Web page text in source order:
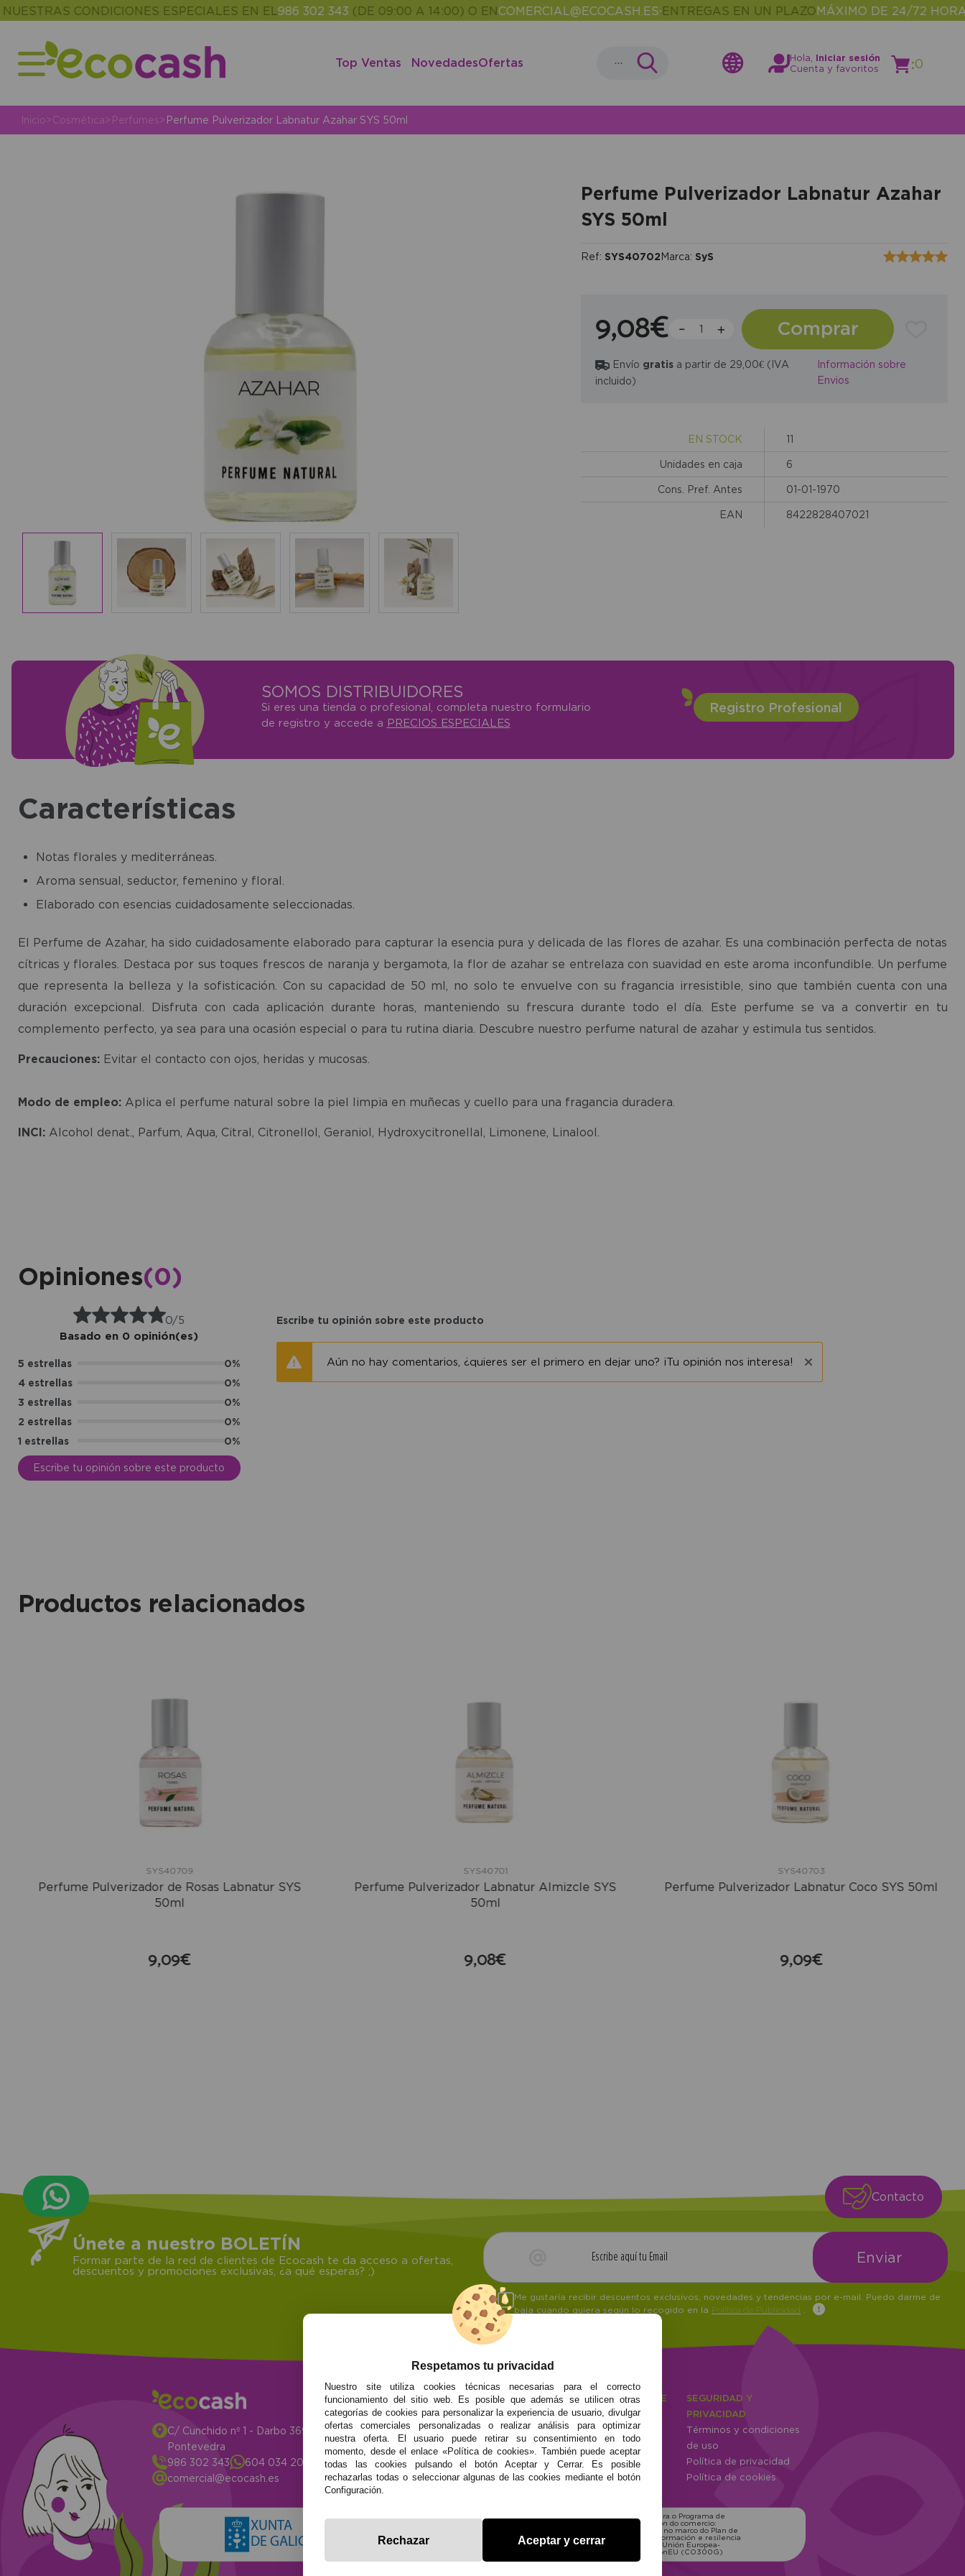
CONDICIONES ESPECIALES EN EL 986 302 343 (DE 09:00 A 14:00) O ENCOMERCIAL@ECOCASH.ES •ENTREGAS EN UN PLAZOMÁXIMO DE 24/72 HORAS •
Top Ventas NovedadesOfertas ... Hola,
Iniciar sesión
Cuenta y favoritos
:0
Inicio> Cosmética> Perfumes> Perfume Pulverizador Labnatur Azahar SYS 50ml
Perfume Pulverizador Labnatur Azahar
SYS 50ml
Ref: SYS40702 Marca: SyS
9,08€ Comprar
Envío gratisa partir de 29,00€ (IVA
incluido)
Información sobre
Envios
EN STOCK 11
Unidades en caja 6
Cons. Pref. Antes 01-01-1970
EAN 8422828407021
SOMOS DISTRIBUIDORES
Si eres una tienda o profesional, completa nuestro formulario
de registro y accede a PRECIOS ESPECIALES
Registro Profesional
Características
Notas florales y mediterráneas.
Aroma sensual, seductor, femenino y floral.
Elaborado con esencias cuidadosamente seleccionadas.
El Perfume de Azahar, ha sido cuidadosamente elaborado para capturar la esencia pura y delicada de las flores de azahar. Es una combinación perfecta de notas
cítricas y florales. Destaca por sus toques frescos de naranja y bergamota, la flor de azahar se entrelaza con suavidad en este aroma inconfundible. Un perfume
que representa la belleza y la sofisticación. Con su capacidad de 50 ml, no solo te envuelve con su fragancia irresistible, sino que también cuenta con una
duración excepcional. Disfruta con cada aplicación durante horas, manteniendo su frescura durante todo el día. Este perfume se va a convertir en tu
complemento perfecto, ya sea para una ocasión especial o para tu rutina diaria. Descubre nuestro perfume natural de azahar y estimula tus sentidos.
Precauciones: Evitar el contacto con ojos, heridas y mucosas.
Modo de empleo: Aplica el perfume natural sobre la piel limpia en muñecas y cuello para una fragancia duradera.
INCI:Alcohol denat., Parfum, Aqua, Citral, Citronellol, Geraniol, Hydroxycitronellal, Limonene, Linalool.
Opiniones(0)
0/5
Basado en 0 opinión(es)
5 estrellas
0%
4 estrellas
0%
3 estrellas
0%
2 estrellas
0%
1 estrellas
0%
Escribe tu opinión sobre este producto
Escribe tu opinión sobre este producto
Aún no hay comentarios, ¿quieres ser el primero en dejar uno? ¡Tu opinión nos interesa!
Productos relacionados
SYS40709
Perfume Pulverizador de Rosas Labnatur SYS
50ml
9,09€
SYS40701
Perfume Pulverizador Labnatur Almizcle SYS
50ml
9,08€
SYS40703
Perfume Pulverizador Labnatur Coco SYS 50ml
9,09€
Únete a nuestro BOLETÍN
Formar parte de la red de clientes de Ecocash te da acceso a ofertas,
descuentos y promociones exclusivas, ¿a qué esperas? ;)
Me gustaría recibir descuentos exclusivos, novedades y tendencias por e-mail. Puedo darme de
baja cuando quiera según lo recogido en la Política de Publicidad
C/ Cunchido nº 1 - Darbo 36940 Cangas
Pontevedra
986 302 343
604 034 204
comercial@ecocash.es
NOSOTROS
Quiénes somos
Info
ATENCIÓN AL CLIENTE
Envíos y devoluciones
Formas de pago
Preguntas Frecuentes
Contacto
SEGURIDAD Y
PRIVACIDAD
Términos y condiciones
de uso
Política de privacidad
Política de cookies
XUNTA
DE GALICIA
Financiado pola
NextGenerationEU
Transformación
y Resiliencia
Subvencións para o Programa de
modernización do comercio:
Fondo Tecnolóxico, no marco do Plan de
recuperación, transformación e resilencia
finaciado pola Unión Europea-
NextGenerationEU (CO300G)
Contacto
Respetamos tu privacidad
Nuestro site utiliza cookies técnicas necesarias para el correcto
funcionamiento del sitio web. Es posible que además se utilicen otras
categorías de cookies para personalizar la experiencia de usuario, divulgar
ofertas comerciales personalizadas o realizar análisis para optimizar
nuestra oferta. El usuario puede retirar su consentimiento en todo
momento, desde el enlace «Política de cookies». También puede aceptar
todas las cookies pulsando el botón Aceptar y Cerrar. Es posible
rechazarlas todas o seleccionar algunas de las cookies mediante el botón
Configuración.
Rechazar Aceptar y cerrar